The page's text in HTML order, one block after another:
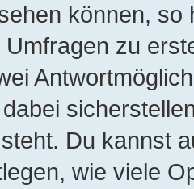
können,
zu
Du kannst
wie viele